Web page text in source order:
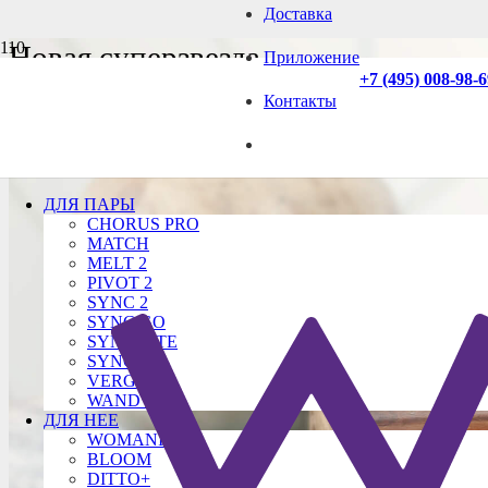
Доставка
Приложение
Контакты
+7 (495) 008-98-
ДЛЯ ПАРЫ
CHORUS PRO
MATCH
MELT 2
PIVOT 2
SYNC 2
SYNC GO
SYNC LITE
SYNC O
VERGE 2
WAND 2
ДЛЯ НЕЕ
WOMANIZER
BLOOM
DITTO+
Новая суперзвезда
двойной стимуляции.